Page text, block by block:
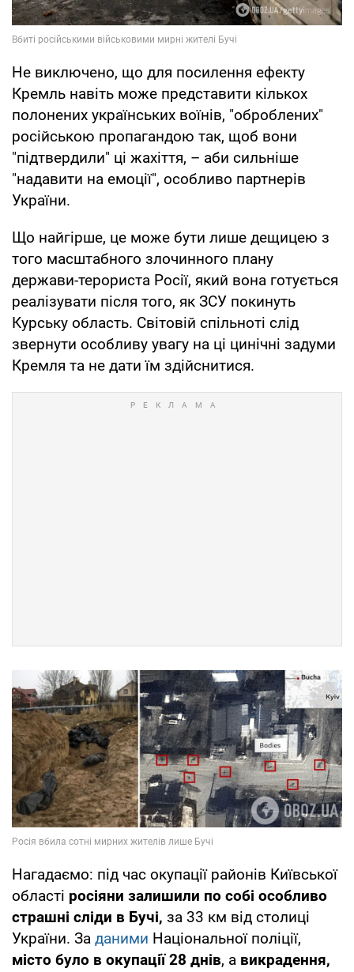
Не виключено, що для посилення ефекту
Кремль навіть може представити кількох
полонених українських воїнів, "оброблених"
російською пропагандою так, щоб вони
"підтвердили" ці жахіття, – аби сильніше
"надавити на емоції", особливо партнерів
України.
Що найгірше, це може бути лише дещицею з
того масштабного злочинного плану
держави-терориста Росії, який вона готується
реалізувати після того, як ЗСУ покинуть
Курську область. Світовій спільноті слід
звернути особливу увагу на ці цинічні задуми
Кремля та не дати їм здійснитися.
Нагадаємо: під час окупації районів Київської
області росіяни залишили по собі особливо
страшні сліди в Бучі, за 33 км від столиці
України. За даними Національної поліції,
місто було в окупації 28 днів, а викрадення,